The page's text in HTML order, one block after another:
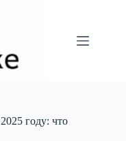
году: что